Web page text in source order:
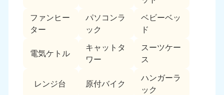
ファンヒー
ター
パソコンラ
ック
ベビーベッ
ド
電気ケトル
キャットタ
ワー
スーツケー
ス
レンジ台 原付バイク
ハンガーラ
ック